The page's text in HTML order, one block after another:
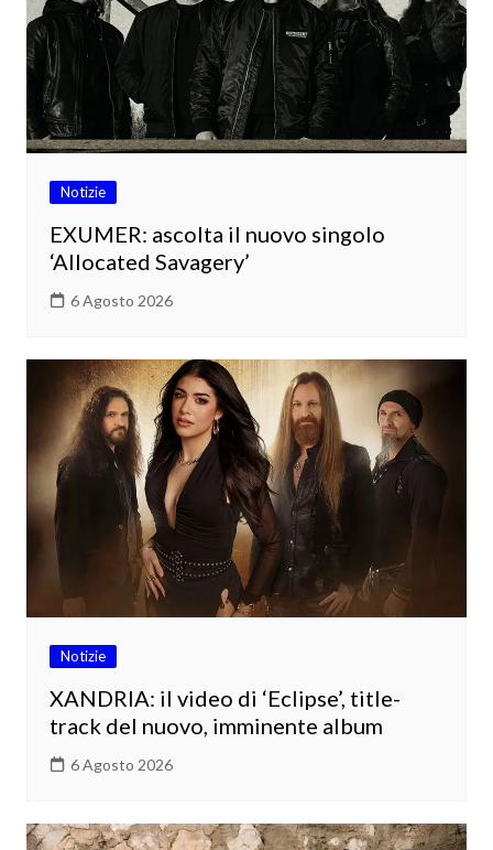
Notizie
EXUMER: ascolta il nuovo singolo
‘Allocated Savagery’
6 Agosto 2026
Notizie
XANDRIA: il video di ‘Eclipse’, title-
track del nuovo, imminente album
6 Agosto 2026